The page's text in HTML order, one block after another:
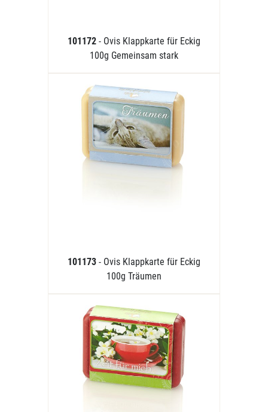
101172 - Ovis Klappkarte für Eckig
100g Gemeinsam stark
101173 - Ovis Klappkarte für Eckig
100g Träumen